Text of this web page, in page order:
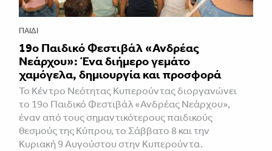
ΠΑΙΔΊ
19ο Παιδικό Φεστιβάλ «Ανδρέας
Νεάρχου»: Ένα διήμερο γεμάτο
χαμόγελα, δημιουργία και προσφορά
Το Κέντρο Νεότητας Κυπερούντας διοργανώνει
το 19ο Παιδικό Φεστιβάλ «Ανδρέας Νεάρχου»,
έναν από τους σημαντικότερους παιδικούς
θεσμούς της Κύπρου, το Σάββατο 8 και την
Κυριακή 9 Αυγούστου στην Κυπερούντα.